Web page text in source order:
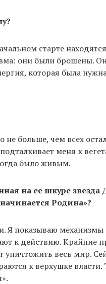
старте
они были брошены.
которая была
не больше, чем всех
меня к
было живым.
на ее шкуре звезда
Родина»?
Я показываю механизмы
к действию. Крайние
весь мир.
к верхушке власти.